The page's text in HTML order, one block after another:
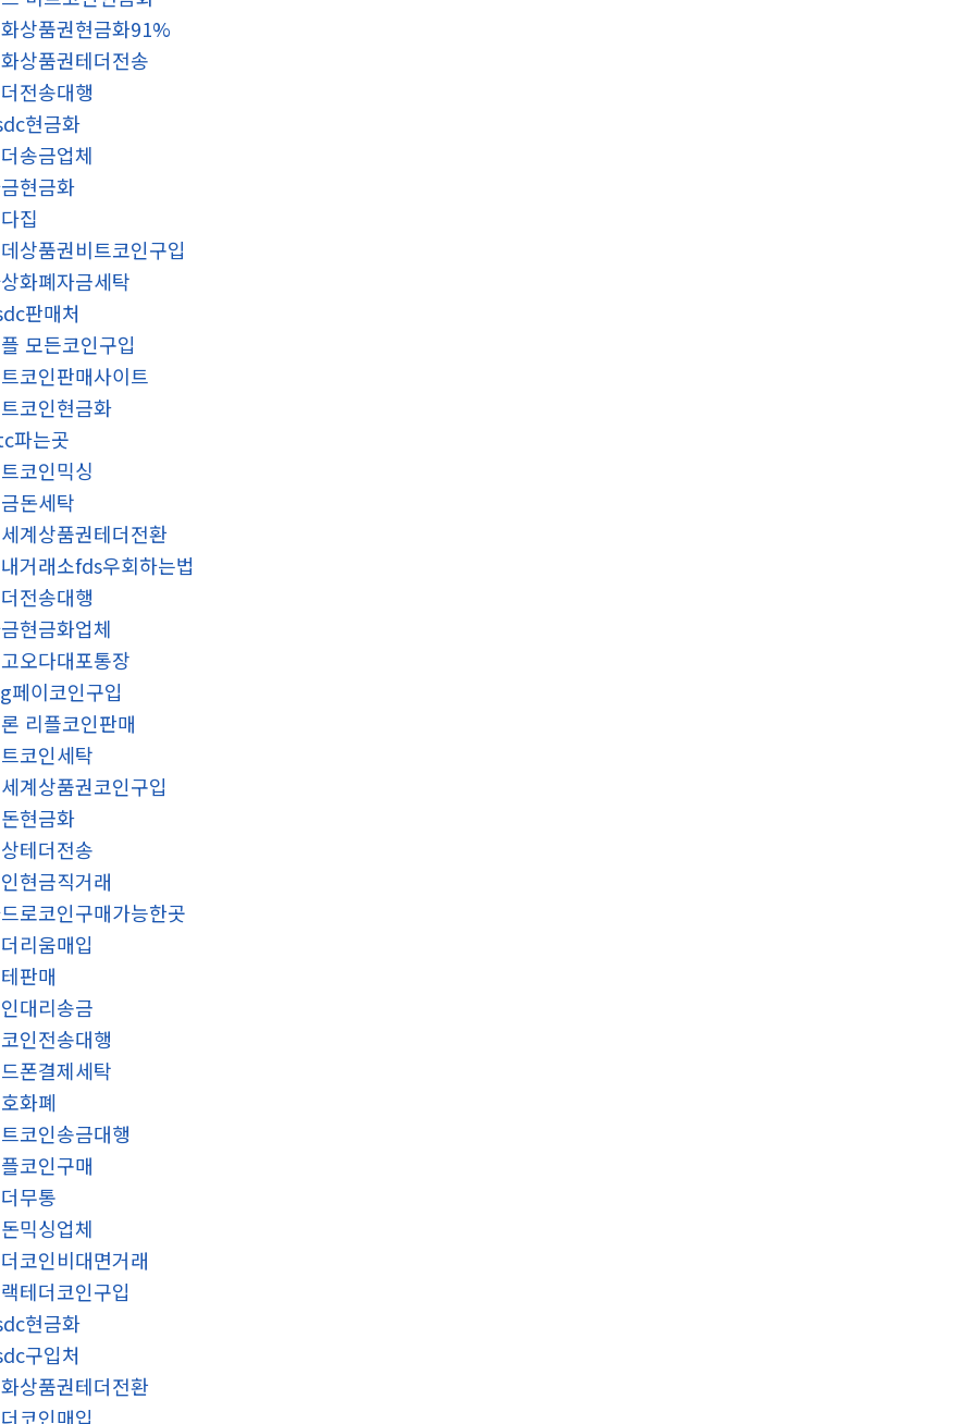
상품권현금화91%
상품권테더전송
전송대행
현금화
송금업체
현금화
집
상품권비트코인구입
화폐자금세탁
판매처
모든코인구입
코인판매사이트
코인현금화
파는곳
코인믹싱
돈세탁
계상품권테더전환
거래소fds우회하는법
전송대행
현금화업체
오다대포통장
페이코인구입
리플코인판매
코인세탁
계상품권코인구입
현금화
테더전송
현금직거래
로코인구매가능한곳
리움매입
판매
대리송금
인전송대행
폰결제세탁
화폐
코인송금대행
코인구매
무통
믹싱업체
코인비대면거래
테더코인구입
현금화
구입처
상품권테더전환
코인매입